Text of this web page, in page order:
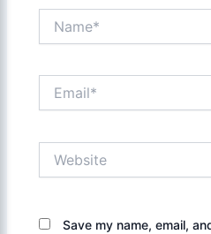
Save my name, email,